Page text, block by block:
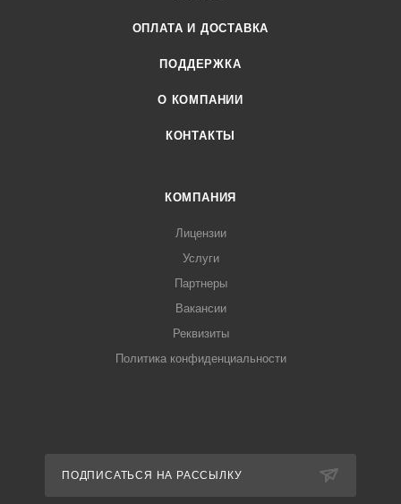
ОПЛАТА И ДОСТАВКА
ПОДДЕРЖКА
О КОМПАНИИ
КОНТАКТЫ
КОМПАНИЯ
Лицензии
Услуги
Партнеры
Вакансии
Реквизиты
Политика конфиденциальности
ПОДПИСАТЬСЯ НА РАССЫЛКУ